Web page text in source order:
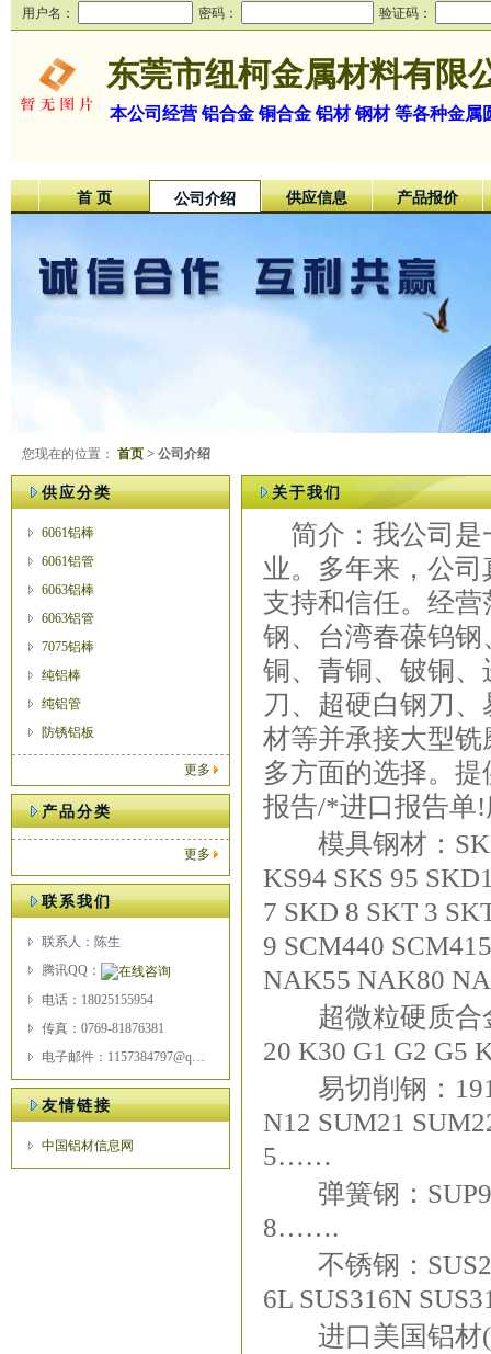
用户名： 密码： 验证码：
东莞市纽柯金属材料有限
本公司经营 铝合金 铜合金 铝材 钢材 等各种金属
首 页 公司介绍 供应信息 产品报价
您现在的位置： 首页 > 公司介绍
供应分类
6061铝棒
6061铝管
6063铝棒
6063铝管
7075铝棒
纯铝棒
纯铝管
防锈铝板
更多
产品分类
更多
联系我们
联系人：陈生
腾讯QQ：
电话：18025155954
传真：0769-81876381
电子邮件：1157384797@qq.com
友情链接
中国铝材信息网
关于我们
简介：我公司是
业。多年来，公
支持和信任。经
钢、台湾春葆钨
铜、青铜、铍铜
刀、超硬白钢刀
材等并承接大型
多方面的选择。提
报告/*进口报告单
模具钢材：
KS94 SKS 95
7 SKD 8 SKT 3
9 SCM440
NAK55 NAK80
超微粒硬质合金
20 K30 G1 G2
易切削钢：1912
N12 SUM21
5……
弹簧钢：SUP9
8…….
不锈钢：
6L SUS316N
进口美国铝材